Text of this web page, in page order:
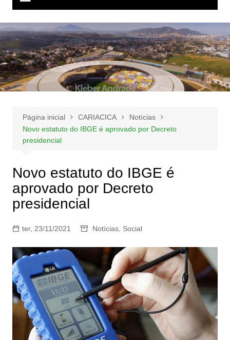
Página inicial CARIACICA
Notícias
Novo estatuto do IBGE é aprovado por Decreto
presidencial
Novo estatuto do IBGE é
aprovado por Decreto
presidencial
ter, 23/11/2021 Notícias, Social